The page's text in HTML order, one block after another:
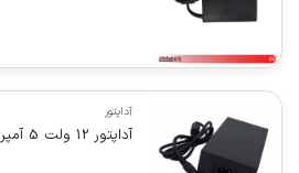
آداپتور
آداپتور 12 ولت 5 آمپر